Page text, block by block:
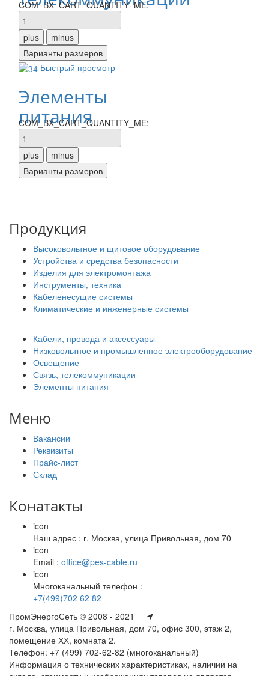
COM_BX_CART_QUANTITY_ME:
Быстрый просмотр
Элементы
питания
COM_BX_CART_QUANTITY_ME:
Продукция
Высоковольтное и щитовое оборудование
Устройства и средства безопасности
Изделия для электромонтажа
Инструменты, техника
Кабеленесущие системы
Климатические и инженерные системы
Кабели, провода и аксессуары
Низковольтное и промышленное электрооборудование
Освещение
Связь, телекоммуникации
Элементы питания
Меню
Вакансии
Реквизиты
Прайс-лист
Склад
Конатакты
icon
Наш адрес : г. Москва, улица Привольная, дом 70
icon
Email : office@pes-cable.ru
icon
Многоканальный телефон :
+7(499)702 62 82
ПромЭнергоСеть © 2008 - 2021
г. Москва, улица Привольная, дом 70, офис 300, этаж 2,
помещение ХХ, комната 2.
Телефон: +7 (499) 702-62-82 (многоканальный)
Информация о технических характеристиках, наличии на